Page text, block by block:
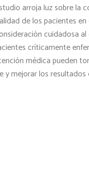
arroja luz sobre la
de los pacientes en
cuidadosa
críticamente
médica pueden
y mejorar los resultados